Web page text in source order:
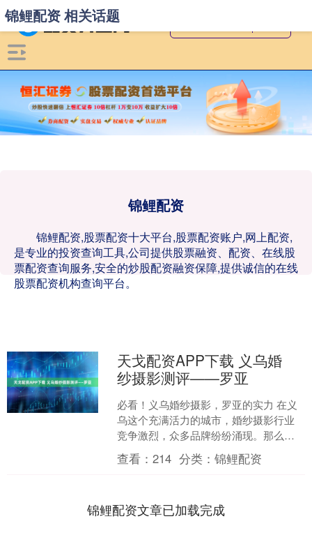
锦鲤配资
锦鲤配资,股票配资十大平台,股票配资账户,网上配资,
是专业的投资查询工具,公司提供股票融资、配资、在线股
票配资查询服务,安全的炒股配资融资保障,提供诚信的在线
股票配资机构查询平台。
锦鲤配资 相关话题
天戈配资APP下载 义乌婚
纱摄影测评——罗亚
必看！义乌婚纱摄影，罗亚的实力 在义
乌这个充满活力的城市，婚纱摄影行业
竞争激烈，众多品牌纷纷涌现。那么，
哪家才是真正的王者呢？今天，我们就
来深入探讨一下。 首先....
查看：214 分类：锦鲤配资
锦鲤配资文章已加载完成